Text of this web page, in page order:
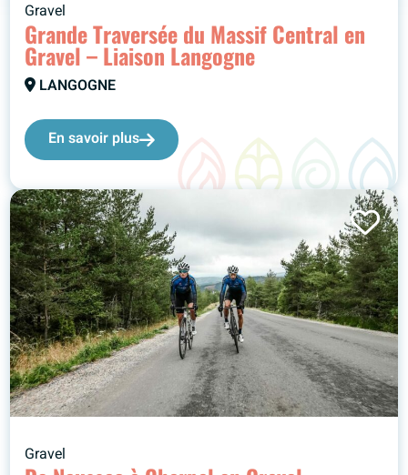
Gravel
Grande Traversée du Massif Central en
Gravel – Liaison Langogne
LANGOGNE
En savoir plus
Gravel